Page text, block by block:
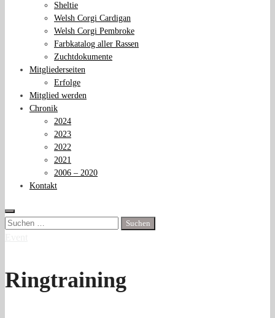
Sheltie
Welsh Corgi Cardigan
Welsh Corgi Pembroke
Farbkatalog aller Rassen
Zuchtdokumente
Mitgliederseiten
Erfolge
Mitglied werden
Chronik
2024
2023
2022
2021
2006 – 2020
Kontakt
Suchen
Ringtraining